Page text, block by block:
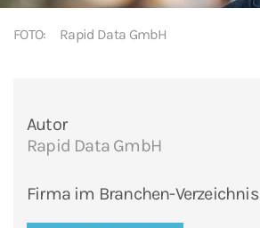
FOTO: Rapid Data GmbH
Autor
Rapid Data GmbH
Firma im Branchen-Verzeichnis